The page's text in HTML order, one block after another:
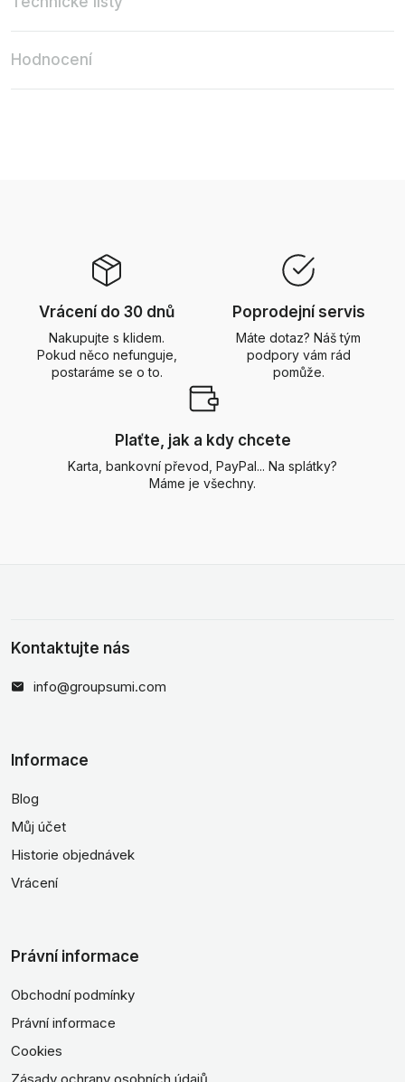
Hodnocení
Vrácení do 30 dnů
Nakupujte s klidem.
Pokud něco nefunguje,
postaráme se o to.
Poprodejní servis
Máte dotaz? Náš tým
podpory vám rád
pomůže.
Plaťte, jak a kdy chcete
Karta, bankovní převod, PayPal... Na splátky?
Máme je všechny.
Kontaktujte nás
info@groupsumi.com
Informace
Blog
Můj účet
Historie objednávek
Vrácení
Právní informace
Obchodní podmínky
Právní informace
Cookies